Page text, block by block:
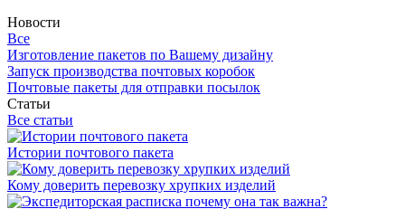
Новости
Все
Изготовление пакетов по Вашему дизайну
Запуск производства почтовых коробок
Почтовые пакеты для отправки посылок
Статьи
Все статьи
Истории почтового пакета
Кому доверить перевозку хрупких изделий